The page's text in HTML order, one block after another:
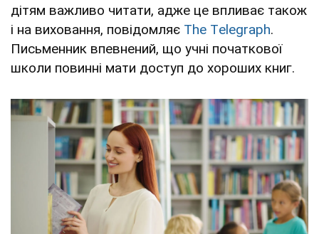
дітям важливо читати, адже це впливає також
і на виховання, повідомляє The Тelegraph.
Письменник впевнений, що учні початкової
школи повинні мати доступ до хороших книг.